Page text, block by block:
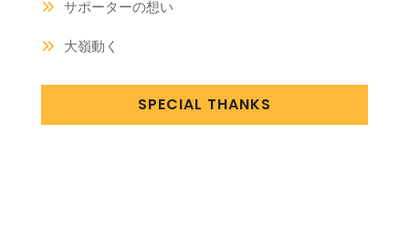
サポーターの想い
大嶺動く
SPECIAL THANKS